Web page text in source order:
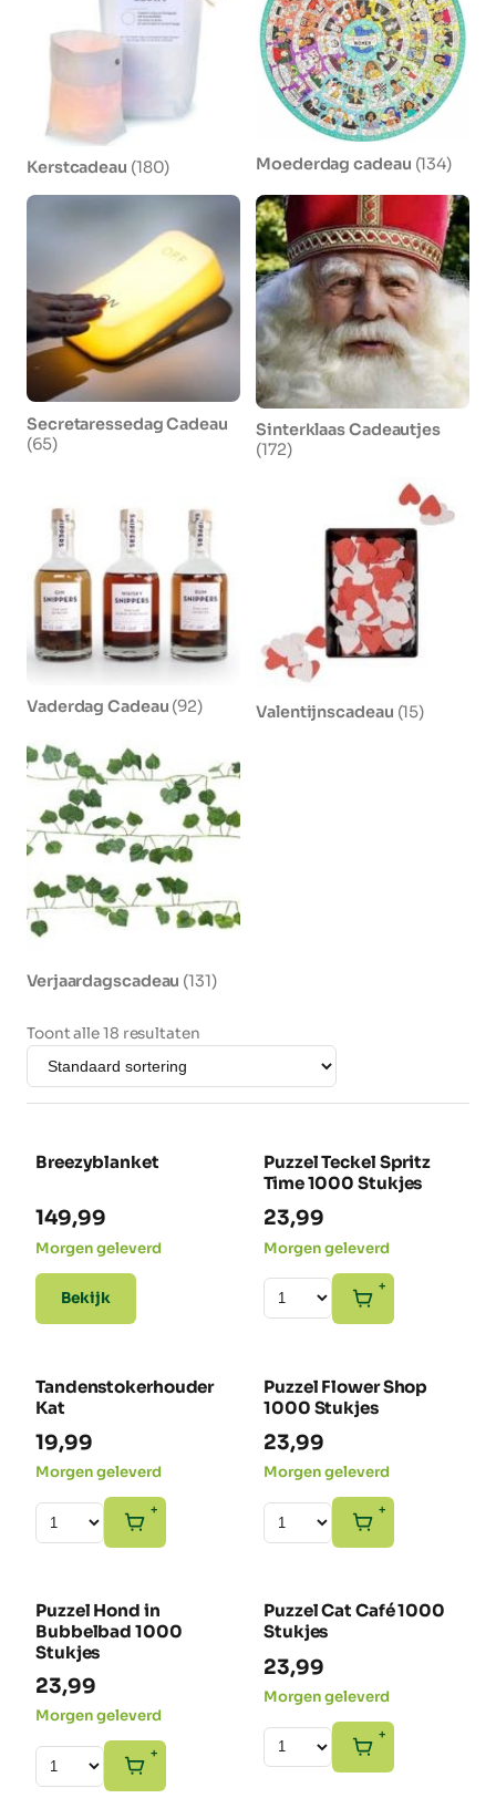
Kerstcadeau (180) Moederdag cadeau (134)
Secretaressedag Cadeau
(65)
Sinterklaas Cadeautjes
(172)
Vaderdag Cadeau (92) Valentijnscadeau (15)
Verjaardagscadeau (131)
Toont alle 18 resultaten
Breezyblanket
149,99
Morgen geleverd
Bekijk
NIEUW
Puzzel Teckel Spritz
Time 1000 Stukjes
23,99
Morgen geleverd
+
NIEUW
Tandenstokerhouder
Kat
19,99
Morgen geleverd
+
NIEUW
Puzzel Flower Shop
1000 Stukjes
23,99
Morgen geleverd
+
Puzzel Hond in
Bubbelbad 1000
Stukjes
23,99
Morgen geleverd
+
NIEUW
Puzzel Cat Café 1000
Stukjes
23,99
Morgen geleverd
+